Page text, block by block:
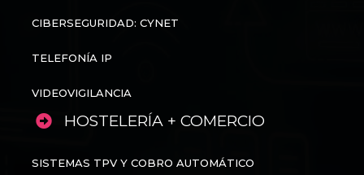
CIBERSEGURIDAD: CYNET
TELEFONÍA IP
VIDEOVIGILANCIA
HOSTELERÍA + COMERCIO
SISTEMAS TPV Y COBRO AUTOMÁTICO